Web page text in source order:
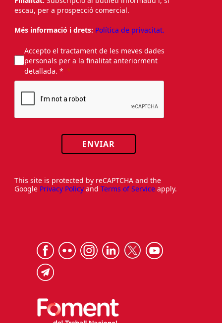
escau, per a prospecció comercial.
Més informació i drets: Política de privacitat.
Accepto el tractament de les meves dades
personals per a la finalitat anteriorment
detallada. *
ENVIAR
This site is protected by reCAPTCHA and the
Google Privacy Policy and Terms of Service apply.